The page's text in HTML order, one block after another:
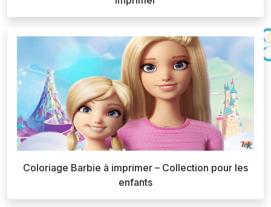
Coloriage Barbie à imprimer – Collection pour les
enfants